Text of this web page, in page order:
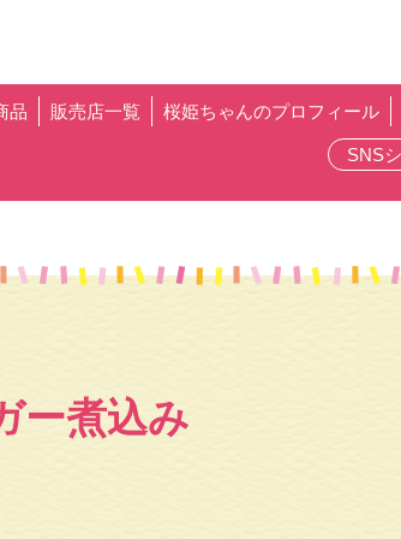
品 販売店一覧 桜姫ちゃんのプロフィール
SNS
ー煮込み